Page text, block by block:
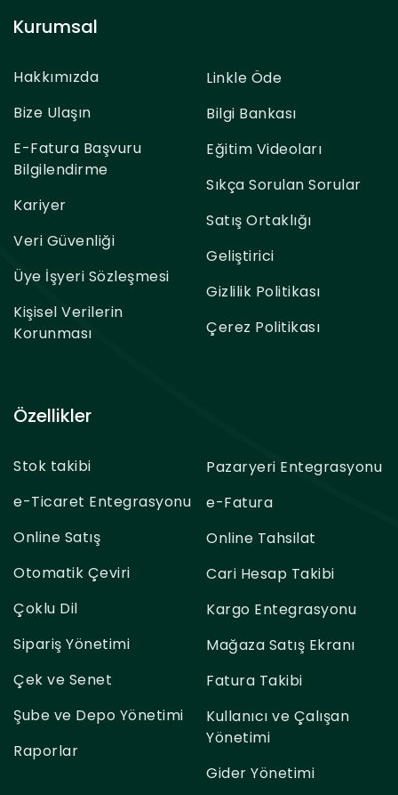
Kurumsal
Hakkımızda
Bize Ulaşın
E-Fatura Başvuru
Bilgilendirme
Kariyer
Veri Güvenliği
Üye İşyeri Sözleşmesi
Kişisel Verilerin
Korunması
Linkle Öde
Bilgi Bankası
Eğitim Videoları
Sıkça Sorulan Sorular
Satış Ortaklığı
Geliştirici
Gizlilik Politikası
Çerez Politikası
Özellikler
Stok takibi
e-Ticaret Entegrasyonu
Online Satış
Otomatik Çeviri
Çoklu Dil
Sipariş Yönetimi
Çek ve Senet
Şube ve Depo Yönetimi
Raporlar
Pazaryeri Entegrasyonu
e-Fatura
Online Tahsilat
Cari Hesap Takibi
Kargo Entegrasyonu
Mağaza Satış Ekranı
Fatura Takibi
Kullanıcı ve Çalışan
Yönetimi
Gider Yönetimi